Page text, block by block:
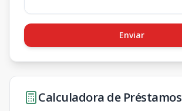
Enviar
Calculadora de Préstamos